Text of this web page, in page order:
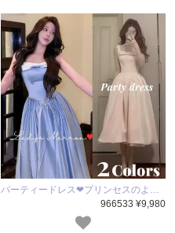
パーティードレス❤プリンセスのよ…
966533 ¥9,980